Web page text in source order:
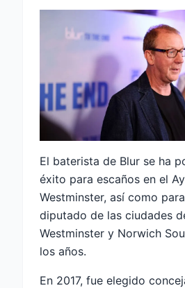
El baterista de Blur se ha
éxito para escaños en el
Westminster, así como
diputado de las ciudades
Westminster y Norwich
los años.
En 2017, fue elegido